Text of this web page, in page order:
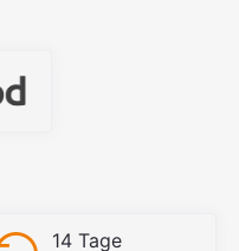
14 Tage